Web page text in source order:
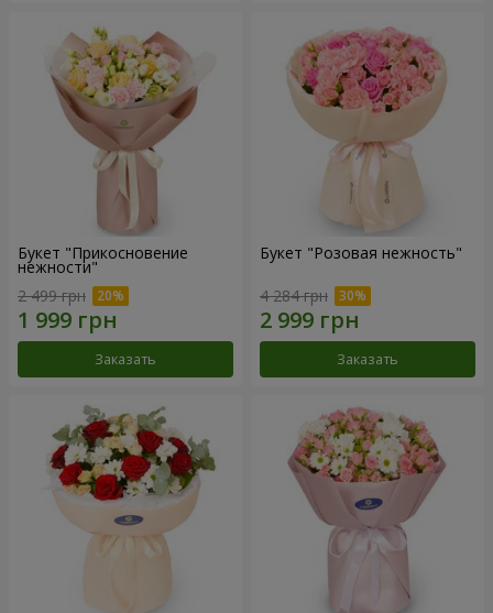
Букет "Прикосновение
нежности"
2 499 грн
Заказать
Букет "Розовая нежность"
4 284 грн
Заказать